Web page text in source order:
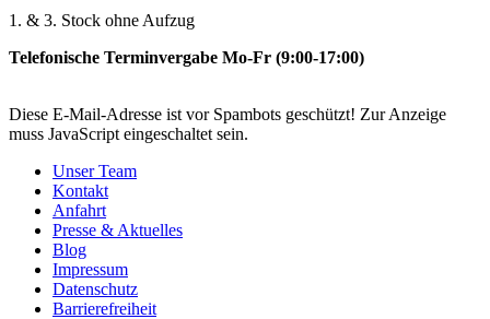
1. & 3. Stock ohne Aufzug
Telefonische Terminvergabe Mo-Fr (9:00-17:00)
Diese E-Mail-Adresse ist vor Spambots geschützt! Zur Anzeige
muss JavaScript eingeschaltet sein.
Unser Team
Kontakt
Anfahrt
Presse & Aktuelles
Blog
Impressum
Datenschutz
Barrierefreiheit